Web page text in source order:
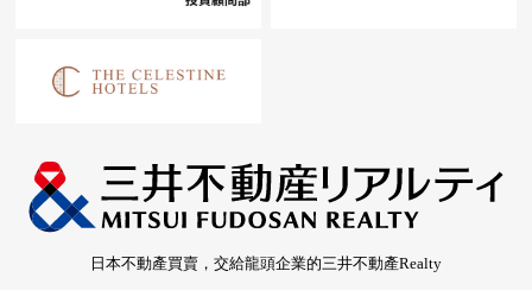
日本不動產買賣，交給龍頭企業的三井不動產Realty